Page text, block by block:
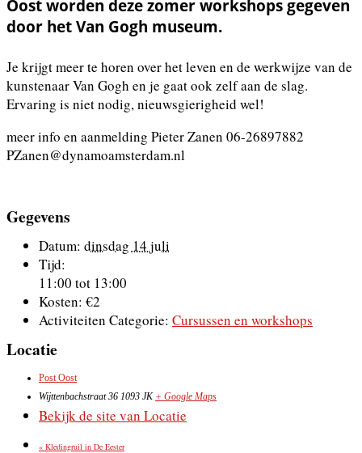
Oost worden deze zomer workshops gegeven
door het Van Gogh museum.
Je krijgt meer te horen over het leven en de werkwijze van de
kunstenaar Van Gogh en je gaat ook zelf aan de slag.
Ervaring is niet nodig, nieuwsgierigheid wel!
meer info en aanmelding Pieter Zanen 06-26897882
PZanen@dynamoamsterdam.nl
Gegevens
Datum: dinsdag 14 juli
Tijd:
11:00 tot 13:00
Kosten: €2
Activiteiten Categorie: Cursussen en workshops
Locatie
Post Oost
Wijttenbachstraat 36 1093 JK + Google Maps
Bekijk de site van Locatie
« Kledingruil in De Eester